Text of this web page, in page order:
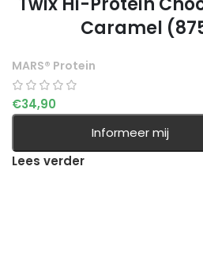
Caramel
MARS® Protein
€34,90
Informeer mij
Lees verder